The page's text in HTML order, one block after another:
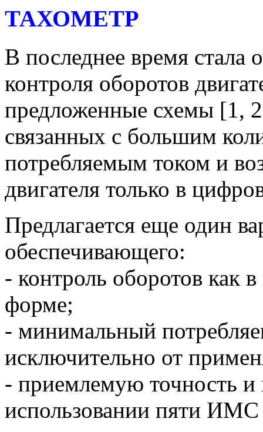
ТАХОМЕТР
В последнее время стала
контроля оборотов
предложенные схемы [1,
связанных с большим
потребляемым током и
двигателя только в
Предлагается еще один
обеспечивающего:
- контроль оборотов как
форме;
- минимальный
исключительно от
- приемлемую точность и
использовании пяти